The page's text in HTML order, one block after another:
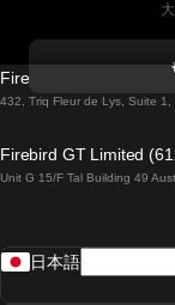
ダ
Firebird GT Limited
432, Triq Fleur de Lys, Suite 1,
Firebird GT Limited
Unit G 15/F Tal Building 49
日本語